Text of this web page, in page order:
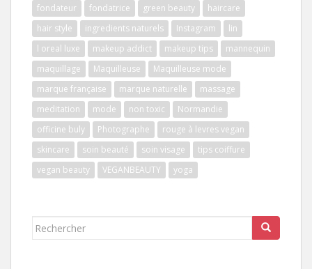
fondateur
fondatrice green beauty
haircare
hair style
ingredients naturels Instagram
lin
l oreal luxe
makeup addict makeup tips
mannequin
maquillage
Maquilleuse
Maquilleuse mode
marque française
marque naturelle
massage
meditation
mode non toxic
Normandie
officine buly
Photographe
rouge à levres vegan
skincare
soin beauté soin visage
tips coiffure
vegan beauty
VEGANBEAUTY yoga
Rechercher...